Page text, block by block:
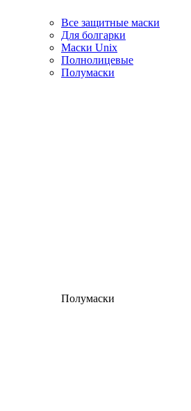
Все защитные маски
Для болгарки
Маски Unix
Полнолицевые
Полумаски
Полумаски